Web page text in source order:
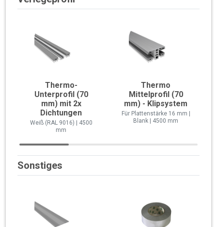
Thermo-
Unterprofil (70
mm) mit 2x
Dichtungen
Weiß (RAL 9016) | 4500
mm
Thermo
Mittelprofil (70
mm) - Klipsystem
Für Plattenstärke 16 mm |
Blank | 4500 mm
Sonstiges